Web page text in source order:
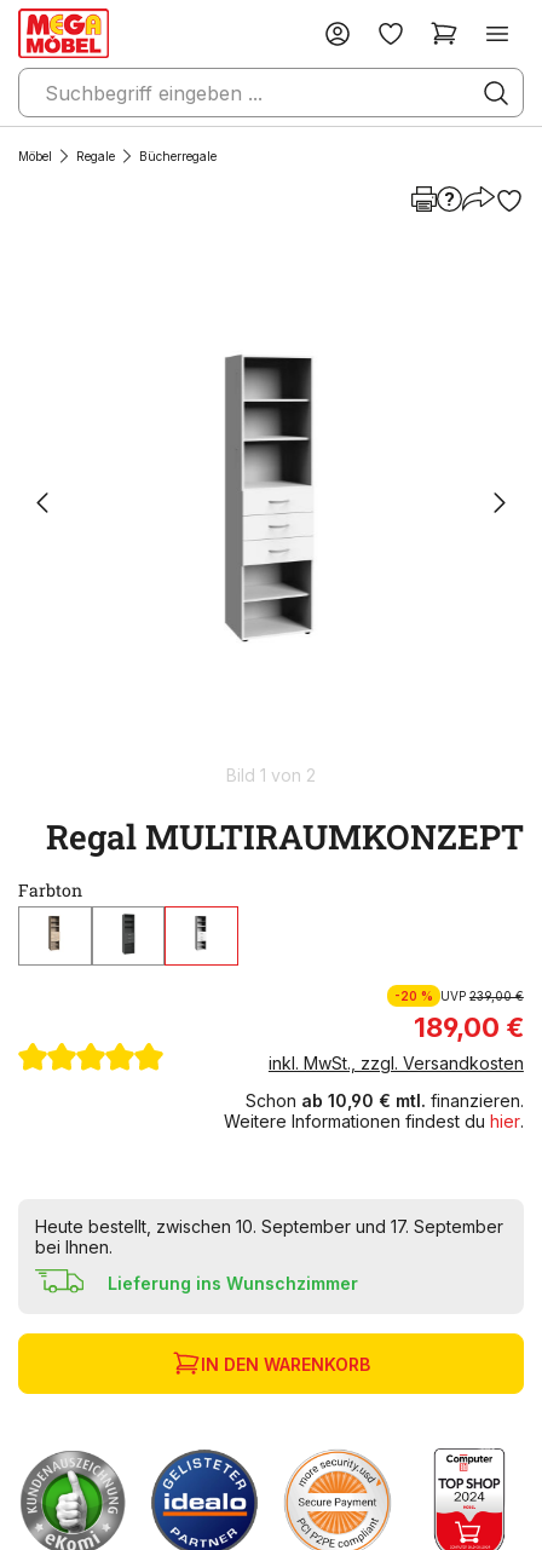
Möbel Regale Bücherregale
Bild 1 von 2
Regal MULTIRAUMKONZEPT
Farbton
-20 % UVP239,00 €
189,00 €
inkl. MwSt., zzgl. Versandkosten
Schon ab 10,90 € mtl. finanzieren.
Weitere Informationen findest du hier.
Heute bestellt, zwischen 10. September und 17. September
bei Ihnen.
Lieferung ins Wunschzimmer
IN DEN WARENKORB